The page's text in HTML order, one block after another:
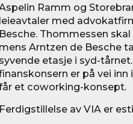
Ramm og
leieavtaler med
Besche. Thommessen
mens Arntzen de Besche
syvende etasje i syd-
er på vei
et coworking-konsept.
Ferdigstillelse av VIA er